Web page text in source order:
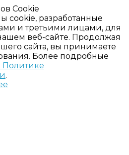
Cookie
cookie, разработанные
и третьими лицами, для
веб-сайте. Продолжая
сайта, вы принимаете
Более подробные
Политике
.